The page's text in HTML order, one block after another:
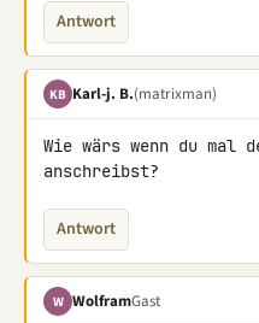
Antwort
KB Karl-j. B.(matrixman)
Wie wärs wenn du mal
anschreibst?
Antwort
W WolframGast